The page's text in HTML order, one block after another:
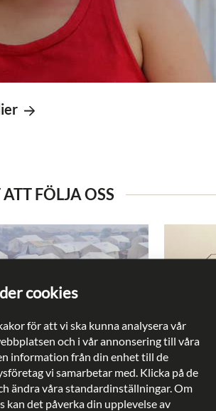
cookies
för att vi ska kunna analysera vår
och i vår annonsering till våra
information från din enhet till de
vi samarbetar med. Klicka på de
ändra våra standardinställningar. Om
kan det påverka din upplevelse av
ATT FÖLJA OSS